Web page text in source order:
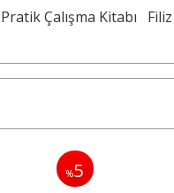
Çalışma Kitabı
%5